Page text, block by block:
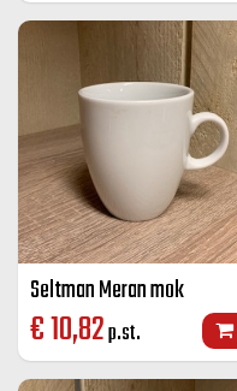
Seltman Meran mok
€10,82p.st.